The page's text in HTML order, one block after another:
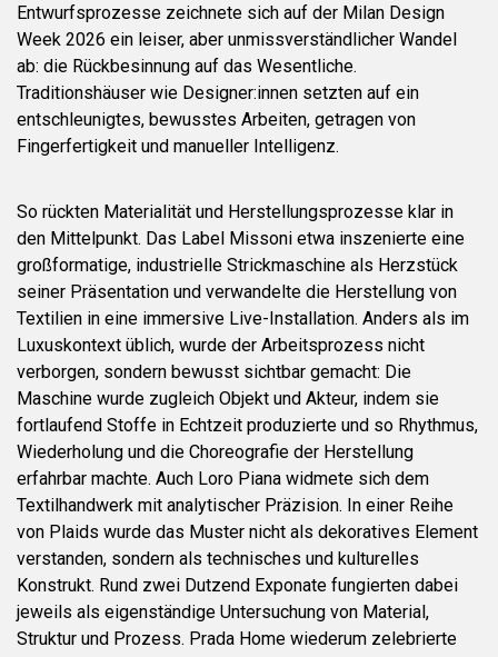
Entwurfsprozesse zeichnete sich auf der Milan Design
Week 2026 ein leiser, aber unmissverständlicher Wandel
ab: die Rückbesinnung auf das Wesentliche.
Traditionshäuser wie Designer:innen setzten auf ein
entschleunigtes, bewusstes Arbeiten, getragen von
Fingerfertigkeit und manueller Intelligenz.
So rückten Materialität und Herstellungsprozesse klar in
den Mittelpunkt. Das Label Missoni etwa inszenierte eine
großformatige, industrielle Strickmaschine als Herzstück
seiner Präsentation und verwandelte die Herstellung von
Textilien in eine immersive Live-Installation. Anders als im
Luxuskontext üblich, wurde der Arbeitsprozess nicht
verborgen, sondern bewusst sichtbar gemacht: Die
Maschine wurde zugleich Objekt und Akteur, indem sie
fortlaufend Stoffe in Echtzeit produzierte und so Rhythmus,
Wiederholung und die Choreografie der Herstellung
erfahrbar machte. Auch Loro Piana widmete sich dem
Textilhandwerk mit analytischer Präzision. In einer Reihe
von Plaids wurde das Muster nicht als dekoratives Element
verstanden, sondern als technisches und kulturelles
Konstrukt. Rund zwei Dutzend Exponate fungierten dabei
jeweils als eigenständige Untersuchung von Material,
Struktur und Prozess. Prada Home wiederum zelebrierte